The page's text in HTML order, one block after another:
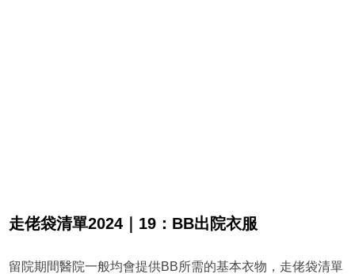
走佬袋清單2024｜19：BB出院衣服
留院期間醫院一般均會提供BB所需的基本衣物，走佬袋清單